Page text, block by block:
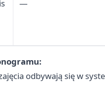
—
zajęcia odbywają się w